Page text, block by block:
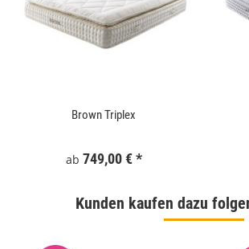
Brown Triplex
ab 749,00 € *
Kunden kaufen dazu
Mystic 2080 Grau Designer Kurzflor Teppich
Mystisch 160 x 230
149,00 €